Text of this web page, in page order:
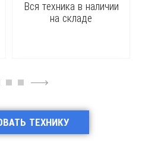
Вся техника в наличии
на складе
6
ТЕХНИКУ